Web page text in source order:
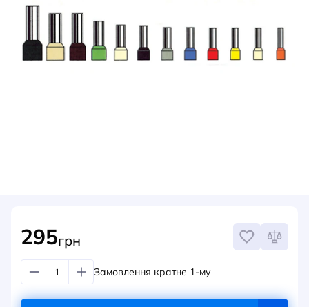
НОВИНИ
КОНТАКТИ
295грн
Замовлення кратне 1-му